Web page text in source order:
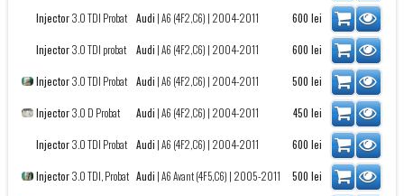
Injector3.0 TDI Probat Audi |A6 (4F2,C6) | 2004-2011 600 lei
Injector3.0 TDI probat Audi |A6 (4F2,C6) | 2004-2011 600 lei
Injector3.0 TDI Probat Audi |A6 (4F2,C6) | 2004-2011 500 lei
Injector3.0 D Probat Audi |A6 (4F2,C6) | 2004-2011 450 lei
Injector3.0 TDI Probat Audi |A6 (4F2,C6) | 2004-2011 600 lei
Injector3.0 TDI, Probat Audi |A6 Avant (4F5,C6) | 2005-2011 500 lei